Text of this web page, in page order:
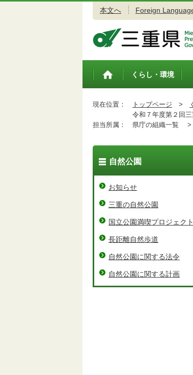
本文へ Foreign
トップペ
くらし・環境
現在位置： トップページ >
令和７年度第２回三
担当所属：
県庁の組織一覧 >
自然公園
お知らせ
三重の自然公園
国立公園満喫プロジェクト
長距離自然歩道
自然公園に関する法令
自然公園に関する計画